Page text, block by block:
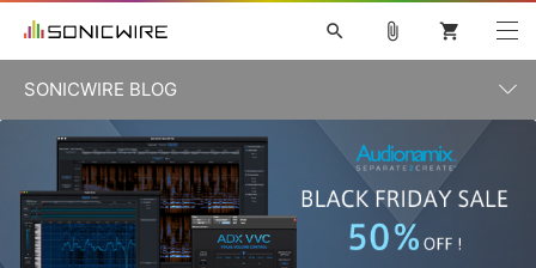
ソフト音源 »
プラグイン・エフェクト »
キャンペーン »
search
初音ミク V4X 鏡音リン・レン V4X
巡音ルカ V4X
ボーカル抜き出し
MEIKO V3 KAITO V3
MASSIVE
SYLENTH1
VOCALOID VIENNA
ライセンスフリーBGM
TOONTRACK
サンプルパックを試そう
MUTANT
attach_file shopping_cart
SONICWIRE BLOG
カテゴリ一覧
記事一覧